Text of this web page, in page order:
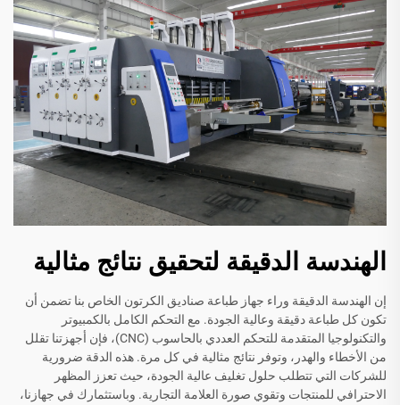
الهندسة الدقيقة لتحقيق نتائج مثالية
إن الهندسة الدقيقة وراء جهاز طباعة صناديق الكرتون الخاص بنا تضمن أن
تكون كل طباعة دقيقة وعالية الجودة. مع التحكم الكامل بالكمبيوتر
والتكنولوجيا المتقدمة للتحكم العددي بالحاسوب (CNC)، فإن أجهزتنا تقلل
من الأخطاء والهدر، وتوفر نتائج مثالية في كل مرة. هذه الدقة ضرورية
للشركات التي تتطلب حلول تغليف عالية الجودة، حيث تعزز المظهر
الاحترافي للمنتجات وتقوي صورة العلامة التجارية. وباستثمارك في جهازنا،